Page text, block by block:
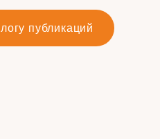
публикаций